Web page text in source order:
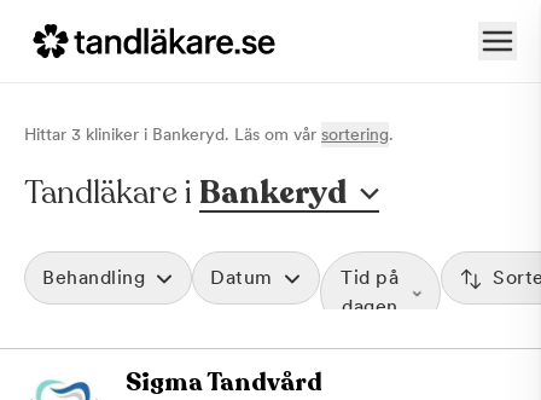
Hittar 3 kliniker i Bankeryd. Läs om vår sortering.
Tandläkare i Bankeryd
Behandling Datum
Tid på
dagen
Sigma Tandvård